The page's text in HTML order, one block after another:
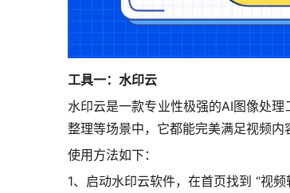
工具一：水印云
水印云是一款专业性极强的AI图像处
整理等场景中，它都能完美满足视频内
使用方法如下：
1、启动水印云软件，在首页找到 “视